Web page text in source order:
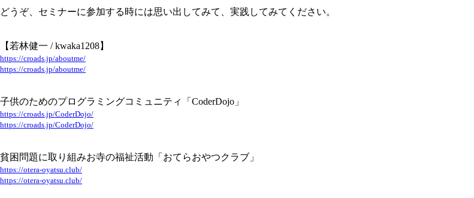
どうぞ、セミナーに参加する時には思い出してみて、実践してみてください。
【若林健一 / kwaka1208】
https://croads.jp/aboutme/
https://croads.jp/aboutme/
子供のためのプログラミングコミュニティ「CoderDojo」
https://croads.jp/CoderDojo/
https://croads.jp/CoderDojo/
貧困問題に取り組みお寺の福祉活動「おてらおやつクラブ」
https://otera-oyatsu.club/
https://otera-oyatsu.club/